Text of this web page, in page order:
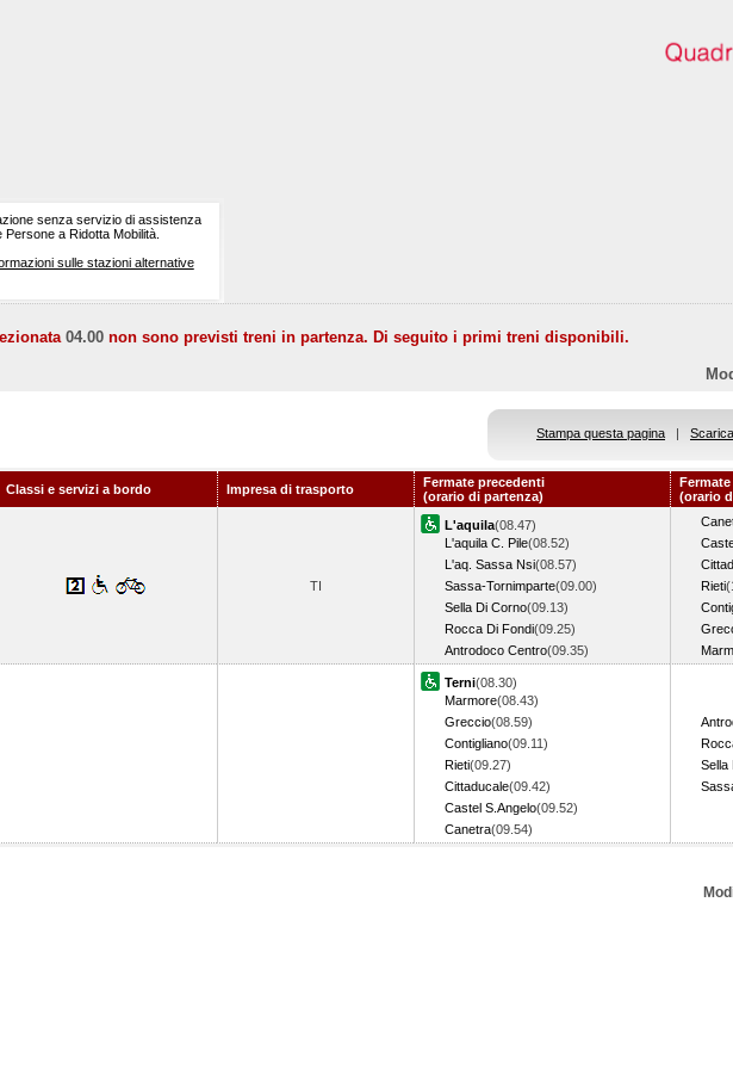
senza servizio di assistenza
Persone a Ridotta Mobilità.
sulle stazioni alternative
04.00 non sono previsti treni in partenza. Di seguito i primi treni disponibili.
Stampa questa pagina |
Classi e servizi a bordo Impresa di trasporto
Fermate precedenti
(orario di partenza)
(orario
TI
L'aquila(08.47)
L'aquila C. Pile(08.52)
L'aq. Sassa Nsi(08.57)
Sassa-Tornimparte(09.00)
Sella Di Corno(09.13)
Rocca Di Fondi(09.25)
Antrodoco Centro(09.35)
Rieti
Terni(08.30)
Marmore(08.43)
Greccio(08.59)
Contigliano(09.11)
Rieti(09.27)
Cittaducale(09.42)
Castel S.Angelo(09.52)
Canetra(09.54)
Sella